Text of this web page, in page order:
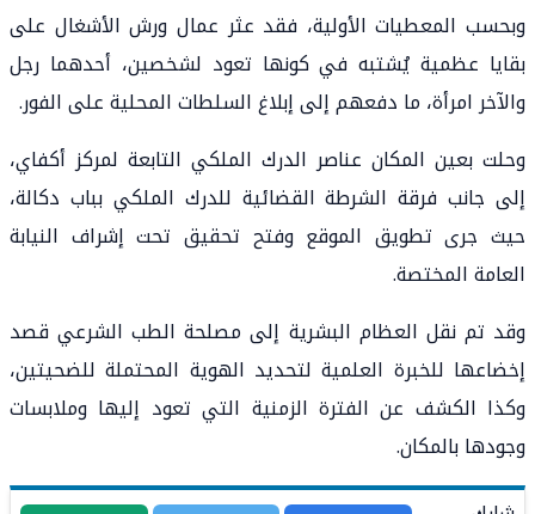
وبحسب المعطيات الأولية، فقد عثر عمال ورش الأشغال على
بقايا عظمية يُشتبه في كونها تعود لشخصين، أحدهما رجل
والآخر امرأة، ما دفعهم إلى إبلاغ السلطات المحلية على الفور.
وحلت بعين المكان عناصر الدرك الملكي التابعة لمركز أكفاي،
إلى جانب فرقة الشرطة القضائية للدرك الملكي بباب دكالة،
حيث جرى تطويق الموقع وفتح تحقيق تحت إشراف النيابة
العامة المختصة.
وقد تم نقل العظام البشرية إلى مصلحة الطب الشرعي قصد
إخضاعها للخبرة العلمية لتحديد الهوية المحتملة للضحيتين،
وكذا الكشف عن الفترة الزمنية التي تعود إليها وملابسات
وجودها بالمكان.